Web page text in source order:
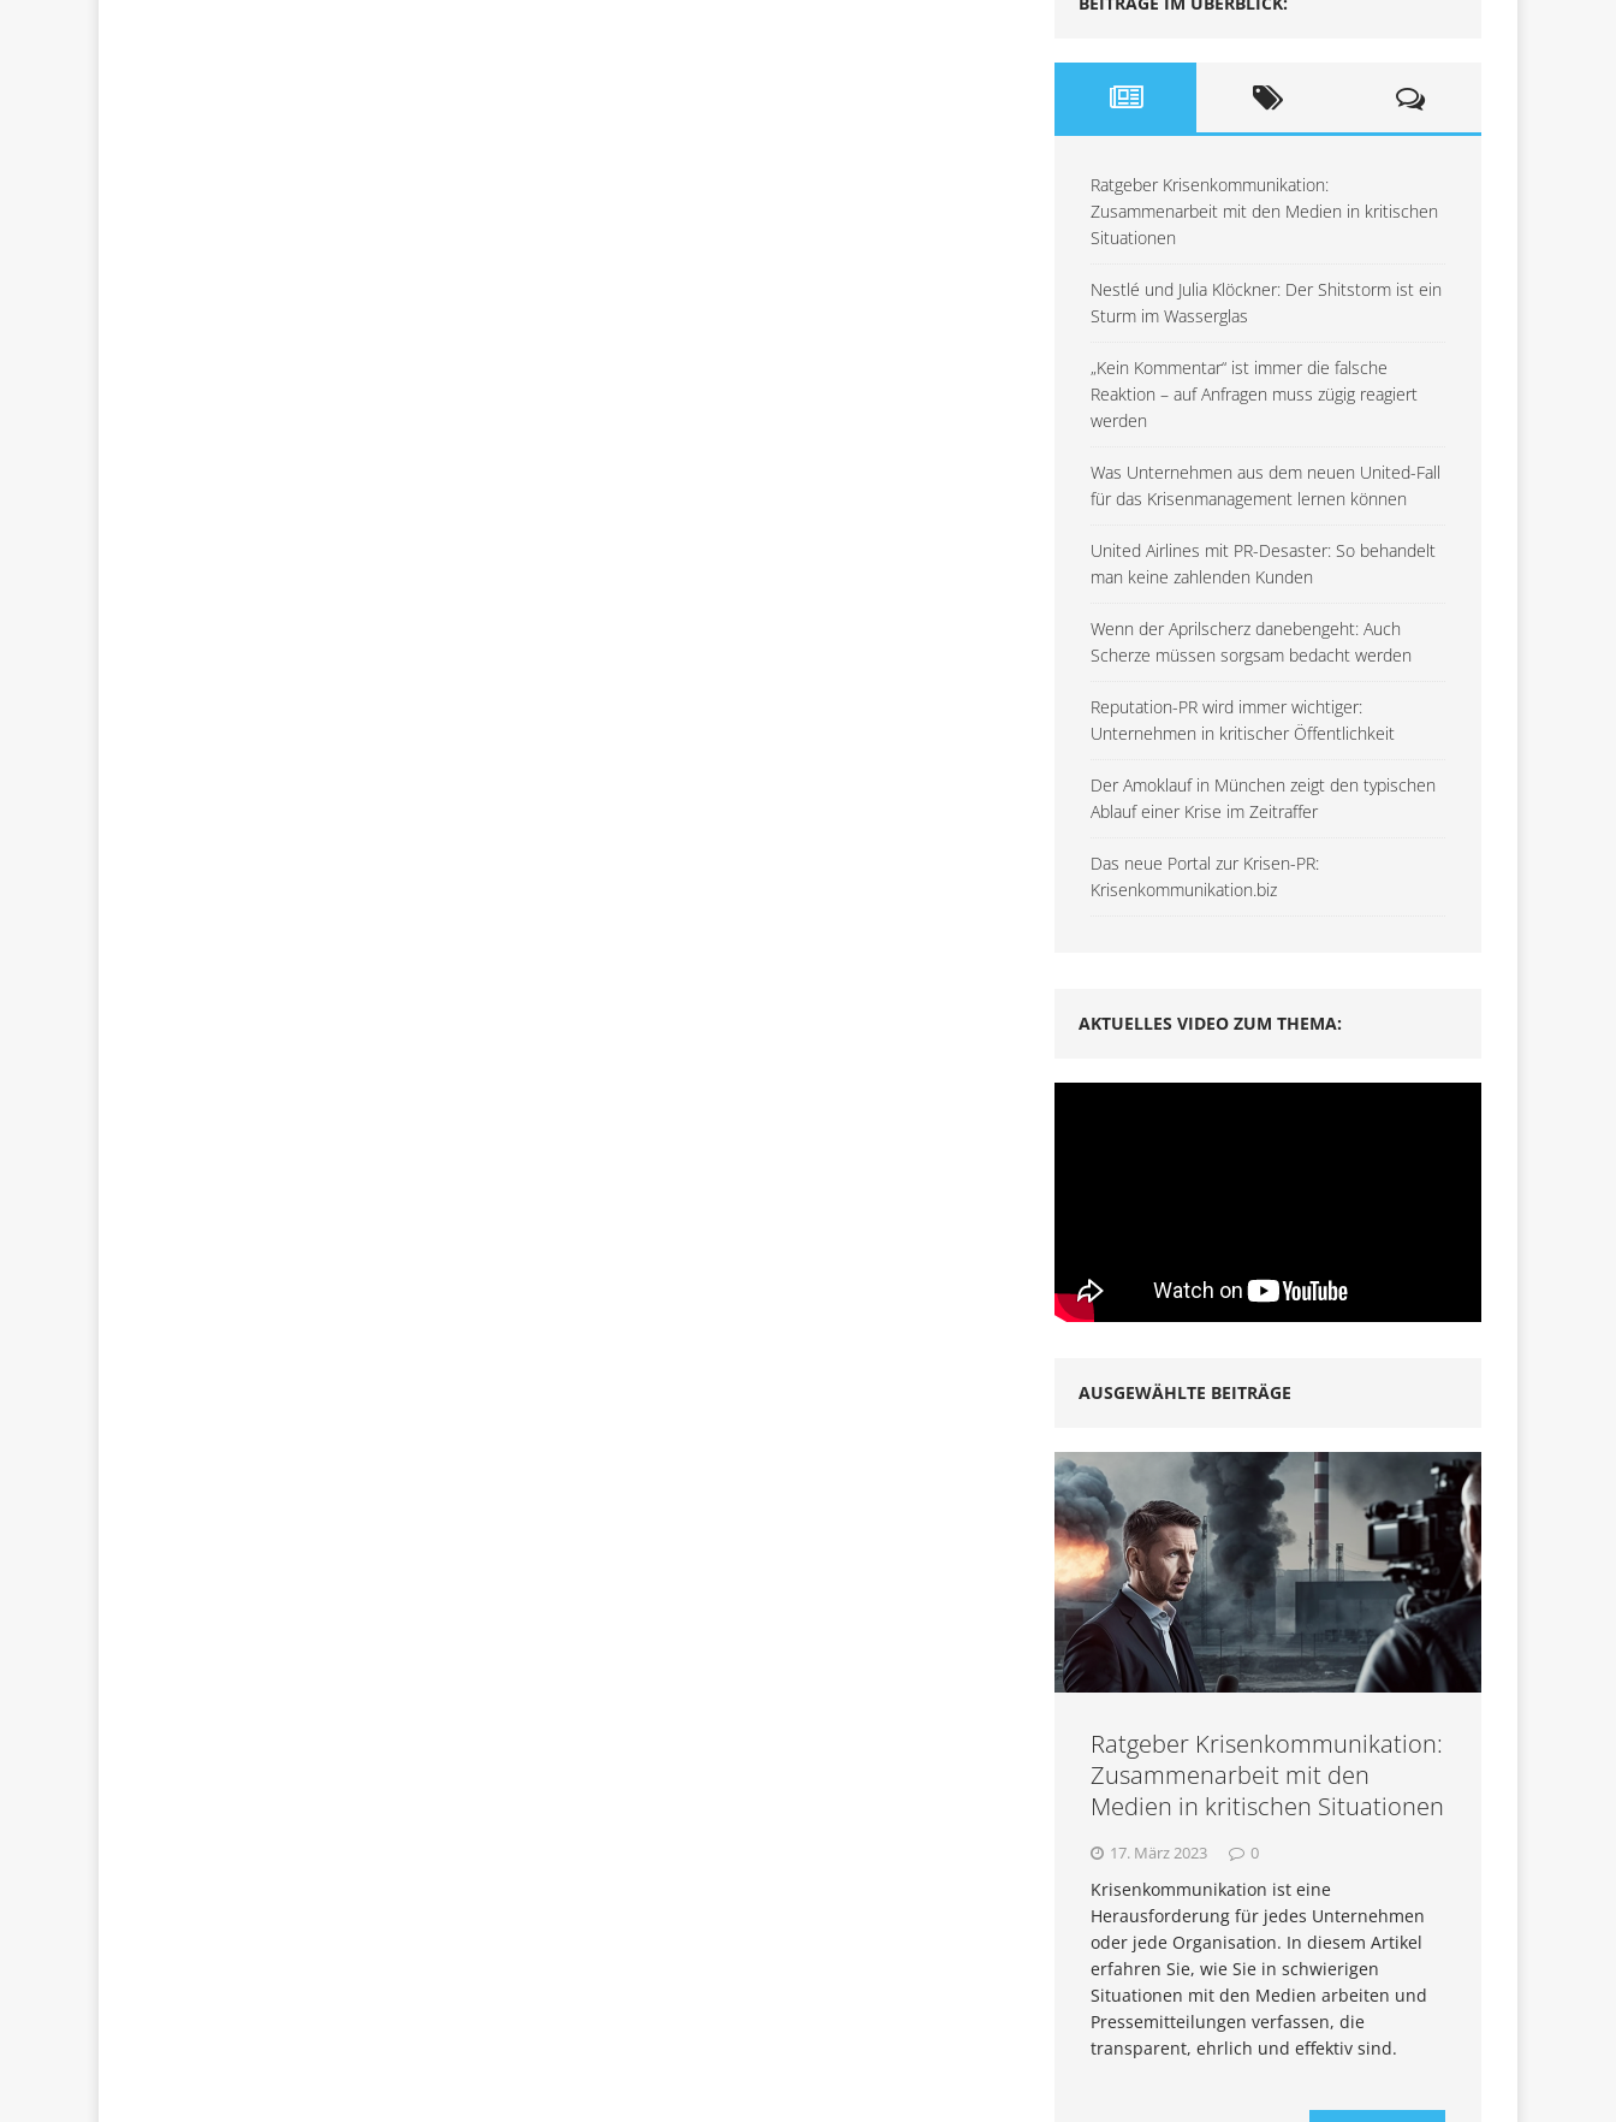
Ratgeber Krisenkommunikation:
Zusammenarbeit mit den Medien in kritischen
Situationen
Nestlé und Julia Klöckner: Der Shitstorm ist ein
Sturm im Wasserglas
„Kein Kommentar“ ist immer die falsche
Reaktion – auf Anfragen muss zügig reagiert
werden
Was Unternehmen aus dem neuen United-Fall
für das Krisenmanagement lernen können
United Airlines mit PR-Desaster: So behandelt
man keine zahlenden Kunden
Wenn der Aprilscherz danebengeht: Auch
Scherze müssen sorgsam bedacht werden
Reputation-PR wird immer wichtiger:
Unternehmen in kritischer Öffentlichkeit
Der Amoklauf in München zeigt den typischen
Ablauf einer Krise im Zeitraffer
Das neue Portal zur Krisen-PR:
Krisenkommunikation.biz
AKTUELLES VIDEO ZUM THEMA:
AUSGEWÄHLTE BEITRÄGE
Ratgeber Krisenkommunikation:
Zusammenarbeit mit den
Medien in kritischen Situationen
17. März 2023 0
Krisenkommunikation ist eine
Herausforderung für jedes Unternehmen
oder jede Organisation. In diesem Artikel
erfahren Sie, wie Sie in schwierigen
Situationen mit den Medien arbeiten und
Pressemitteilungen verfassen, die
transparent, ehrlich und effektiv sind.